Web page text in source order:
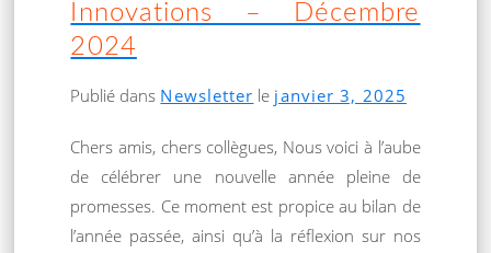
Innovations – Décembre
2024
Publié dans Newsletter le janvier 3, 2025
Chers amis, chers collègues, Nous voici à l’aube
de célébrer une nouvelle année pleine de
promesses. Ce moment est propice au bilan de
l’année passée, ainsi qu’à la réflexion sur nos